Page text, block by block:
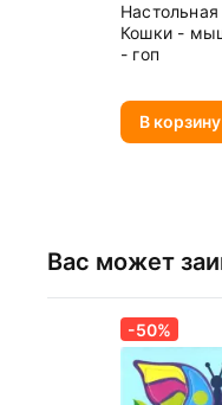
Кошки -
- гоп
В корзину
Вас может
-50%